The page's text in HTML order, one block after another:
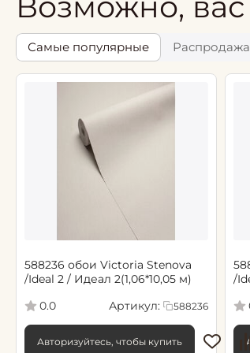
Самые популярные Распродажа
588236 обои Victoria Stenova
/Ideal 2 / Идеал 2(1,06*10,05 м)
0.0
Артикул: 588236
Авторизуйтесь, чтобы купить
/